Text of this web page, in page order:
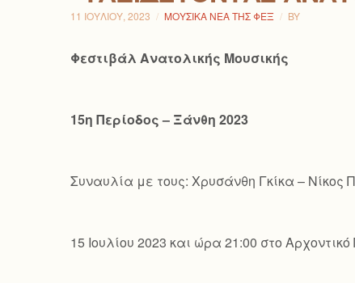
11 ΙΟΥΛΊΟΥ, 2023 ΜΟΥΣΙΚΆ ΝΈΑ ΤΗΣ ΦΕΞ BY
Φεστιβάλ Ανατολικής Μουσικής
15η Περίοδος – Ξάνθη 2023
Συναυλία με τους: Χρυσάνθη Γκίκα –
15 Ιουλίου 2023 και ώρα 21:00 στο